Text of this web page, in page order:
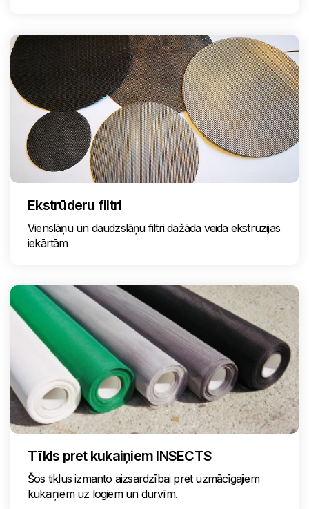
Ekstrūderu filtri
Vienslāņu un daudzslāņu filtri dažāda veida ekstruzijas
iekārtām
Tīkls pret kukaiņiem INSECTS
Šos tiklus izmanto aizsardzībai pret uzmācīgajiem
kukaiņiem uz logiem un durvīm.